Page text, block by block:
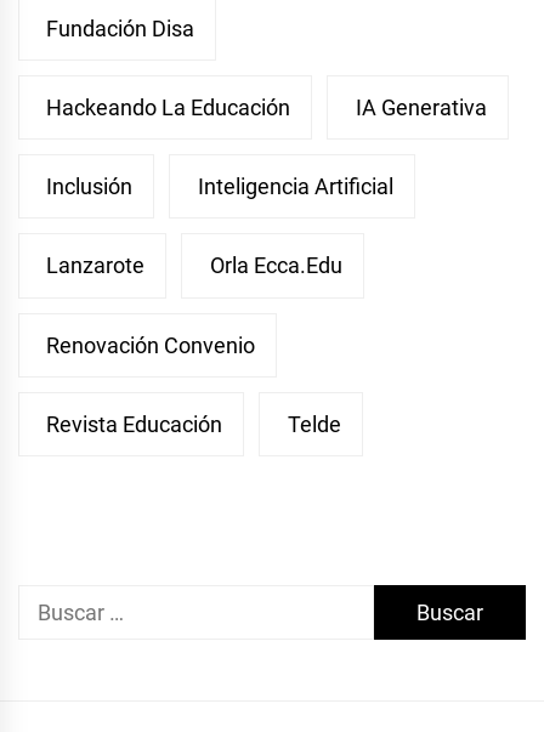
Fundación Disa
Hackeando La Educación IA Generativa
Inclusión Inteligencia Artificial
Lanzarote Orla Ecca.edu
Renovación Convenio
Revista Educación Telde
Buscar: